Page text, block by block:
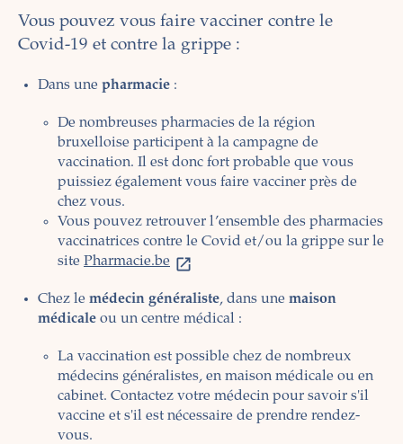
Vous pouvez vous faire vacciner contre le
Covid-19 et contre la grippe :
Dans une pharmacie :
De nombreuses pharmacies de la région
bruxelloise participent à la campagne de
vaccination. Il est donc fort probable que vous
puissiez également vous faire vacciner près de
chez vous.
Vous pouvez retrouver l’ensemble des pharmacies
vaccinatrices contre le Covid et/ou la grippe sur le
site Pharmacie.be
Chez le médecin généraliste, dans une maison
médicale ou un centre médical :
La vaccination est possible chez de nombreux
médecins généralistes, en maison médicale ou en
cabinet. Contactez votre médecin pour savoir s'il
vaccine et s'il est nécessaire de prendre rendez-
vous.